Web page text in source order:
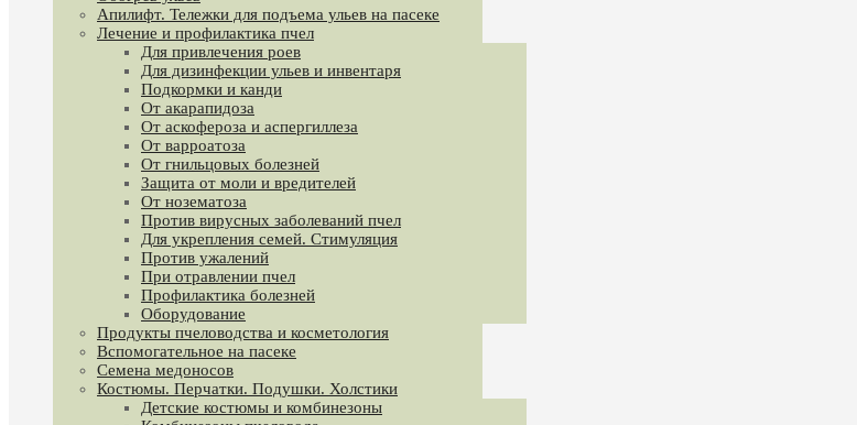
Апилифт. Тележки для подъема ульев на пасеке
Лечение и профилактика пчел
Для привлечения роев
Для дизинфекции ульев и инвентаря
Подкормки и канди
От акарапидоза
От аскофероза и аспергиллеза
От варроатоза
От гнильцовых болезней
Защита от моли и вредителей
От нозематоза
Против вирусных заболеваний пчел
Для укрепления семей. Стимуляция
Против ужалений
При отравлении пчел
Профилактика болезней
Оборудование
Продукты пчеловодства и косметология
Вспомогательное на пасеке
Семена медоносов
Костюмы. Перчатки. Подушки. Холстики
Детские костюмы и комбинезоны